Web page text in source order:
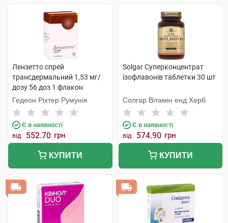
Лензетто спрей
трансдермальний 1,53 мг/
дозу 56 доз 1 флакон
Гедеон Ріхтер Румунія
Є в наявності
від 552.70 грн
КУПИТИ
Solgar Суперконцентрат
ізофлавонів таблетки 30 шт
Солгар Вітамін енд Херб
Є в наявності
від 574.90 грн
КУПИТИ